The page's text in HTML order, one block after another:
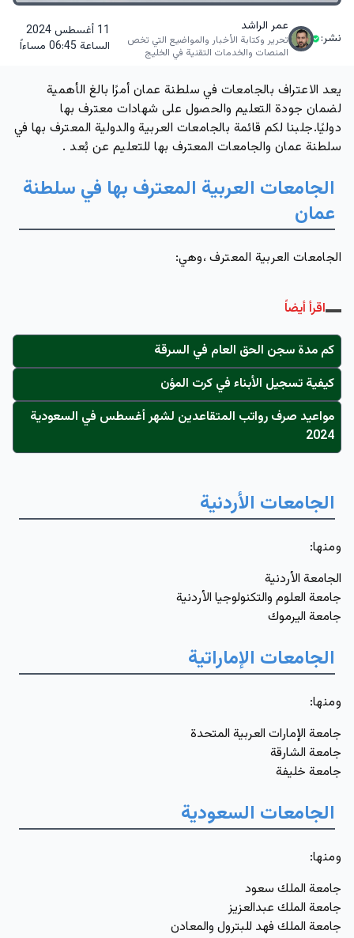
نشر:
عمر الراشد
تحرير وكتابة الأخبار والمواضيع التي تخص
المنصات والخدمات التقنية في الخليج
11 أغسطس 2024
الساعة 06:45 مساءاً
يعد الاعتراف بالجامعات في سلطنة عمان أمرًا بالغ الأهمية
لضمان جودة التعليم والحصول على شهادات معترف بها
دوليًا.جلبنا لكم قائمة بالجامعات العربية والدولية المعترف بها في
سلطنة عمان والجامعات المعترف بها للتعليم عن بُعد .
الجامعات العربية المعترف بها في سلطنة
عمان
الجامعات العربية المعترف ،وهي:
اقرأ أيضاً
كم مدة سجن الحق العام في السرقة
كيفية تسجيل الأبناء في كرت المؤن
مواعيد صرف رواتب المتقاعدين لشهر أغسطس في السعودية
2024
الجامعات الأردنية
ومنها:
الجامعة الأردنية
جامعة العلوم والتكنولوجيا الأردنية
جامعة اليرموك
الجامعات الإماراتية
ومنها:
جامعة الإمارات العربية المتحدة
جامعة الشارقة
جامعة خليفة
الجامعات السعودية
ومنها:
جامعة الملك سعود
جامعة الملك عبدالعزيز
جامعة الملك فهد للبترول والمعادن